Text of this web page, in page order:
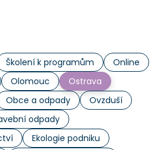
Školení k programům
Online
Olomouc
Ostrava
Obce a odpady
Ovzduší
odpady
Ekologie podniku